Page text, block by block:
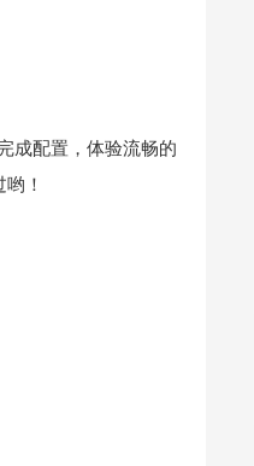
成配置，体验流畅的
！